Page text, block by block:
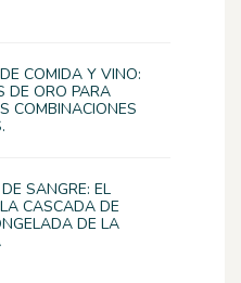
COMIDA Y VINO:
DE ORO PARA
COMBINACIONES
SANGRE: EL
CASCADA DE
DE LA